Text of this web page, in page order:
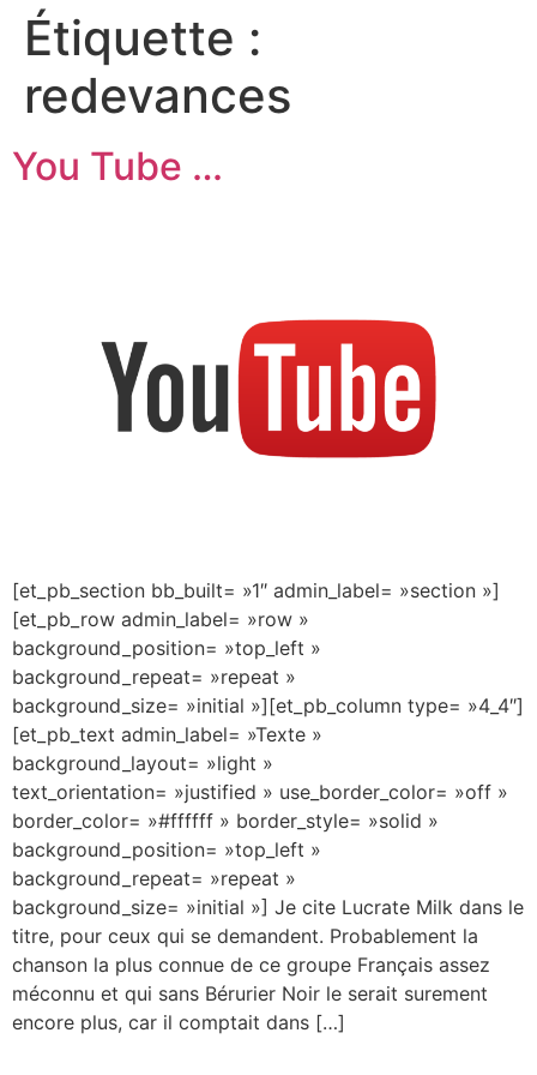
Étiquette :
redevances
You Tube …
[et_pb_section bb_built= »1″ admin_label= »section »]
[et_pb_row admin_label= »row »
background_position= »top_left »
background_repeat= »repeat »
background_size= »initial »][et_pb_column type= »4_4″]
[et_pb_text admin_label= »Texte »
background_layout= »light »
text_orientation= »justified » use_border_color= »off »
border_color= »#ffffff » border_style= »solid »
background_position= »top_left »
background_repeat= »repeat »
background_size= »initial »] Je cite Lucrate Milk dans le
titre, pour ceux qui se demandent. Probablement la
chanson la plus connue de ce groupe Français assez
méconnu et qui sans Bérurier Noir le serait surement
encore plus, car il comptait dans […]